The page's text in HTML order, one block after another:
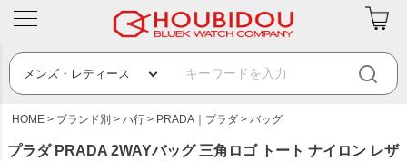
HOME ブランド別 ハ行 PRADA｜プラダ バッグ
プラダ PRADA 2WAYバッグ 三角ロゴ トート ナイロン レザ